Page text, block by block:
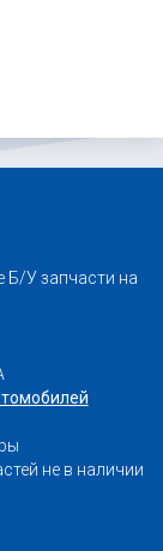
Б/У запчасти на
не в наличии